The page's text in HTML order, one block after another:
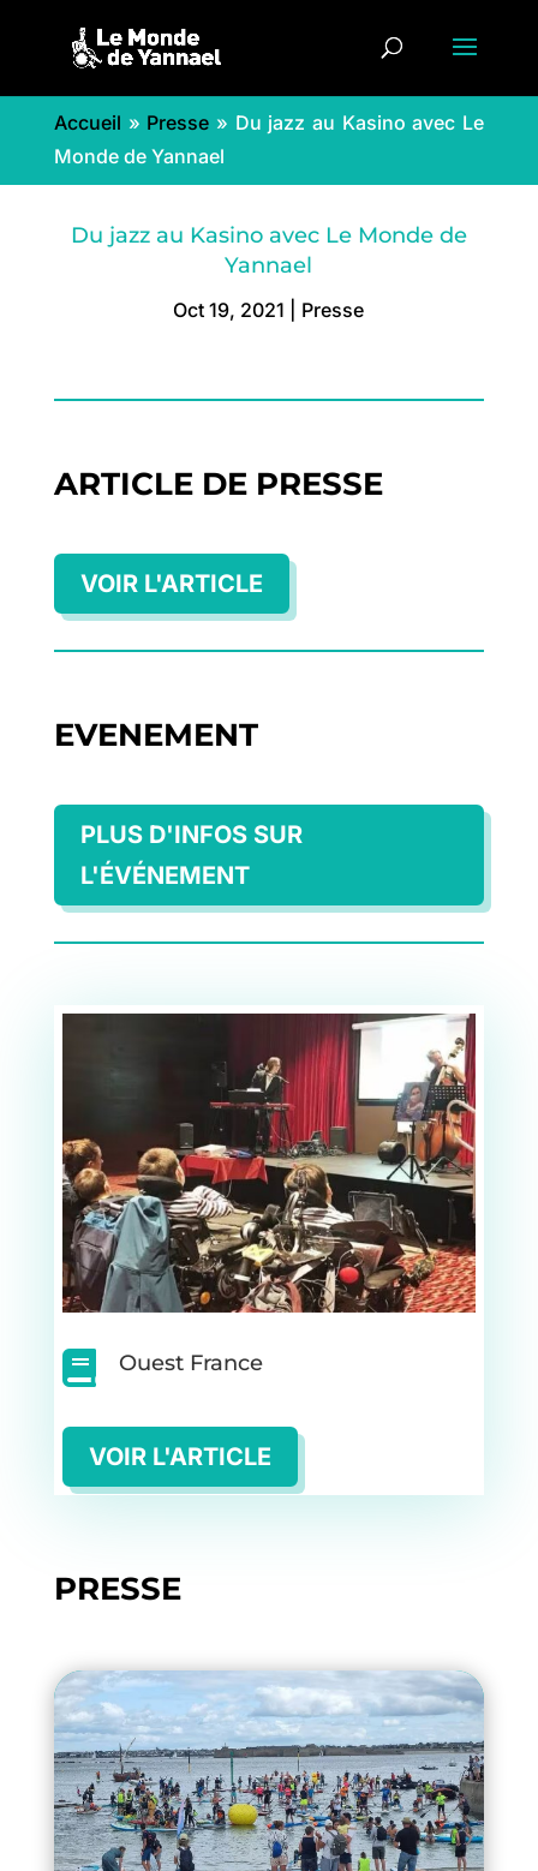
Accueil » Presse » Du jazz au Kasino avec Le
Monde de Yannael
Du jazz au Kasino avec Le Monde de
Yannael
Oct 19, 2021 Presse
ARTICLE DE PRESSE
VOIR L'ARTICLE
EVENEMENT
PLUS D'INFOS SUR
L'ÉVÉNEMENT
 Ouest France
VOIR L'ARTICLE
PRESSE